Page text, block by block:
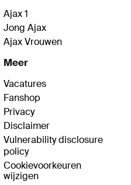
Ajax 1
Jong Ajax
Ajax Vrouwen
Meer
Vacatures
Fanshop
Privacy
Disclaimer
Vulnerability disclosure
policy
Cookievoorkeuren
wijzigen